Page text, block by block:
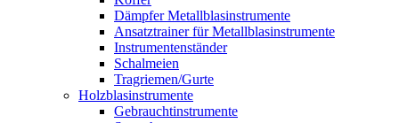
Dämpfer Metallblasinstrumente
Ansatztrainer für Metallblasinstrumente
Instrumentenständer
Schalmeien
Tragriemen/Gurte
Holzblasinstrumente
Gebrauchtinstrumente